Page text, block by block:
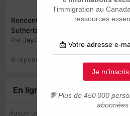
Rencontre Inattendue : Mon
Sutherland à Montréal
Par JayJay 21 août 2004
8 réponses
En ligne récemment
Aucun utilisateur enregistré regarde